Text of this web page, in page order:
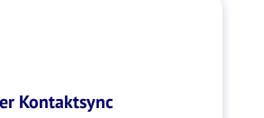
Kontaktsync